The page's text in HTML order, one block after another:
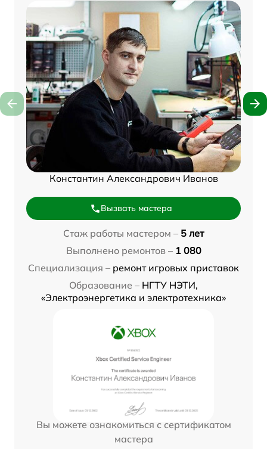
Константин Александрович Иванов
Вызвать мастера
Стаж работы мастером – 5 лет
Выполнено ремонтов – 1 080
Специализация – ремонт игровых приставок
Образование – НГТУ НЭТИ,
«Электроэнергетика и электротехника»
Вы можете ознакомиться с сертификатом
мастера